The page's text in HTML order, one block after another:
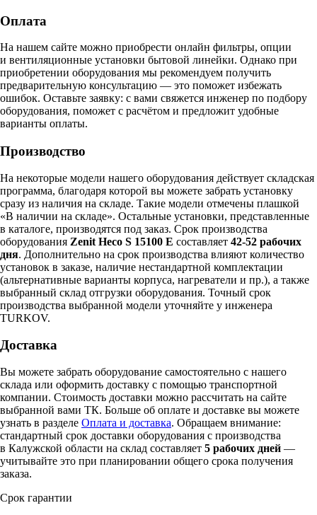
Оплата
На нашем сайте можно приобрести онлайн фильтры, опции
и вентиляционные установки бытовой линейки. Однако при
приобретении оборудования мы рекомендуем получить
предварительную консультацию — это поможет избежать
ошибок. Оставьте заявку: с вами свяжется инженер по подбору
оборудования, поможет с расчётом и предложит удобные
варианты оплаты.
Производство
На некоторые модели нашего оборудования действует складская
программа, благодаря которой вы можете забрать установку
сразу из наличия на складе. Такие модели отмечены плашкой
«В наличии на складе». Остальные установки, представленные
в каталоге, производятся под заказ. Срок производства
оборудования Zenit Heco S 15100 E составляет 42-52 рабочих
дня. Дополнительно на срок производства влияют количество
установок в заказе, наличие нестандартной комплектации
(альтернативные варианты корпуса, нагреватели и пр.), а также
выбранный склад отгрузки оборудования. Точный срок
производства выбранной модели уточняйте у инженера
TURKOV.
Доставка
Вы можете забрать оборудование самостоятельно с нашего
склада или оформить доставку с помощью транспортной
компании. Стоимость доставки можно рассчитать на сайте
выбранной вами ТК. Больше об оплате и доставке вы можете
узнать в разделе Оплата и доставка. Обращаем внимание:
стандартный срок доставки оборудования с производства
в Калужской области на склад составляет 5 рабочих дней —
учитывайте это при планировании общего срока получения
заказа.
Срок гарантии